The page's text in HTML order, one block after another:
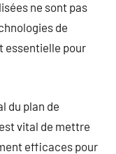
ne sont pas
de
essentielle pour
du plan de
vital de mettre
efficaces pour